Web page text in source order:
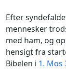
Efter
mennesker
med ham, og
hensigt fra
Bibelen i 1. Mos